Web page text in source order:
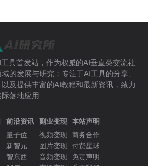
具首发站，作为权威的AI垂直类交流社
的发展与研究；专注于AI工具的分享、
及提供丰富的AI教程和最新资讯，致力
落地应用
前沿资讯
量子位
新智元
智东西
副业变现
视频变现
图片变现
音频变现
本站声明
商务合作
付费星球
免责声明